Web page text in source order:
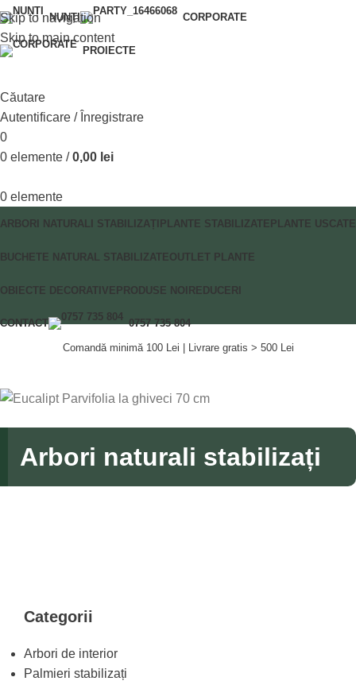
Skip to navigation
Skip to main content
NUNȚI CORPORATE
PROIECTE
Căutare
Autentificare / Înregistrare
0
0 elemente / 0,00 lei
0 elemente
ARBORI NATURALI STABILIZAȚI PLANTE STABILIZATEPLANTE USCATE
BUCHETE NATURAL STABILIZATEOUTLET PLANTE
OBIECTE DECORATIVEPRODUSE NOI REDUCERI
CONTACT 0757 735 804
Comandă minimă 100 Lei | Livrare gratis > 500 Lei
Arbori naturali stabilizați
Categorii
Arbori de interior
Palmieri stabilizați